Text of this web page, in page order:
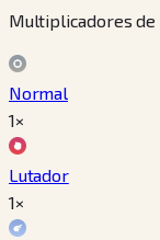
Multiplicadores de
Normal
1×
Lutador
1×